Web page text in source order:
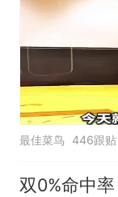
最佳菜鸟 446跟贴
双0%命中